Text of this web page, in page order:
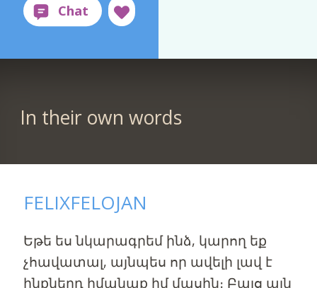
In their own words
FELIXFELOJAN
Եթե ​​ես նկարագրեմ ինձ, կարող եք
չհավատալ, այնպես որ ավելի լավ է
ինքներդ իմանաք իմ մասին։ Բայց այն